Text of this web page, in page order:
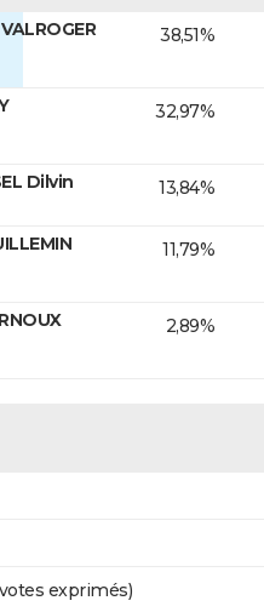
38,51%
32,97%
Dilvin 13,84%
11,79%
2,89%
exprimés)